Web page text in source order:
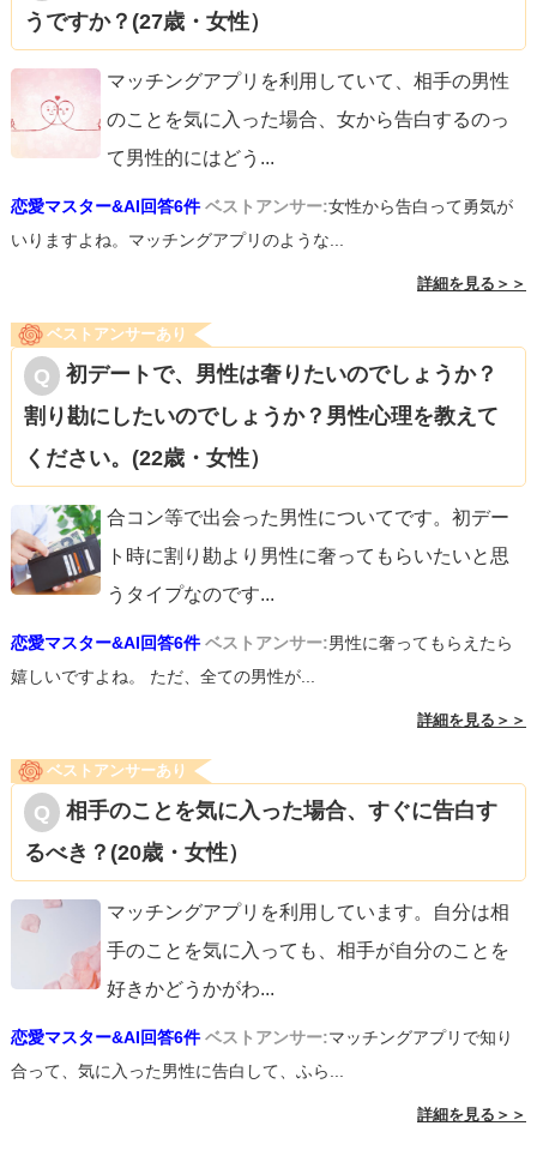
うですか？(27歳・女性）
マッチングアプリを利用していて、相手の男性
のことを気に入った場合、女から告白するのっ
て男性的にはどう ...
恋愛マスター&AI回答6件 ベストアンサー:女性から告白って勇気が
いりますよね。マッチングアプリのような...
詳細を見る＞＞
ベストアンサーあり
初デートで、男性は奢りたいのでしょうか？
割り勘にしたいのでしょうか？男性心理を教えて
ください。(22歳・女性）
合コン等で出会った男性についてです。初デー
ト時に割り勘より男性に奢ってもらいたいと思
うタイプなのです...
恋愛マスター&AI回答6件 ベストアンサー:男性に奢ってもらえたら
嬉しいですよね。 ただ、全ての男性が...
詳細を見る＞＞
ベストアンサーあり
相手のことを気に入った場合、すぐに告白す
るべき？(20歳・女性）
マッチングアプリを利用しています。自分は相
手のことを気に入っても、相手が自分のことを
好きかどうかがわ...
恋愛マスター&AI回答6件 ベストアンサー:マッチングアプリで知り
合って、気に入った男性に告白して、ふら...
詳細を見る＞＞